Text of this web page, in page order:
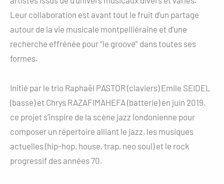
Leur collaboration est avant tout le fruit d’un partage
autour de la vie musicale montpelliéraine et d’une
recherche effrénée pour “le groove” dans toutes ses
formes.
Initié par le trio Raphaël PASTOR (claviers) Emile SEIDEL
(basse) et Chrys RAZAFIMAHEFA (batterie) en juin 2019,
ce projet s’inspire de la scène jazz londonienne pour
composer un répertoire alliant le jazz, les musiques
actuelles (hip-hop, house, trap, neo soul) et le rock
progressif des années 70.